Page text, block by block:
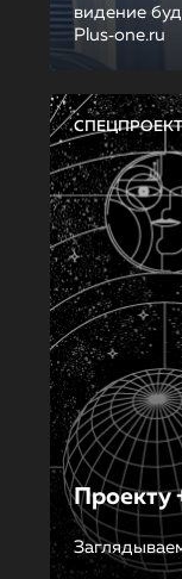
видение
Plus‑one.ru
СПЕЦПРОЕКТ
Проекту